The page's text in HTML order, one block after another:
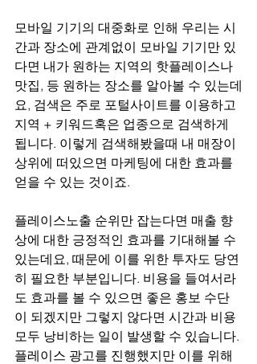
모바일 기기의 대중화로 인해 우리는 시
간과 장소에 관계없이 모바일 기기만 있
다면 내가 원하는 지역의 핫플레이스나
맛집, 등 원하는 장소를 알아볼 수 있는데
요, 검색은 주로 포털사이트를 이용하고
지역 + 키워드혹은 업종으로 검색하게
됩니다. 이렇게 검색해봤을때 내 매장이
상위에 떠있으면 마케팅에 대한 효과를
얻을 수 있는 것이죠.
플레이스노출 순위만 잡는다면 매출 향
상에 대한 긍정적인 효과를 기대해볼 수
있는데요, 때문에 이를 위한 투자도 당연
히 필요한 부분입니다. 비용을 들여서라
도 효과를 볼 수 있으면 좋은 홍보 수단
이 되겠지만 그렇지 않다면 시간과 비용
모두 낭비하는 일이 발생할 수 있습니다.
플레이스 광고를 진행했지만 이를 위해